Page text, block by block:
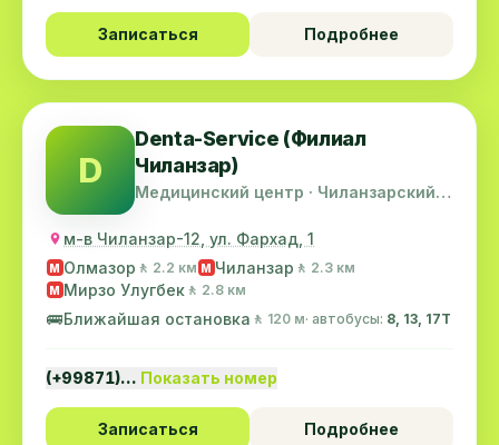
Записаться Подробнее
D
Denta-Service (Филиал
Чиланзар)
Медицинский центр · Чиланзарский
м-в Чиланзар-12, ул. Фархад, 1
M Олмазор 🚶 2.2 км M Чиланзар 🚶 2.3 км
M Мирзо Улугбек 🚶 2.8 км
🚌Ближайшая остановка 🚶 120 м· автобусы: 8, 13, 17T
(+99871)… Показать номер
Записаться Подробнее